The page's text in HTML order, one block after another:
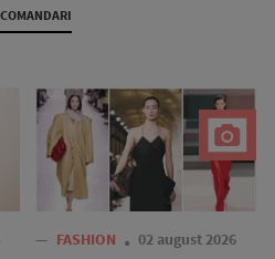
— FASHION 02 august 2026